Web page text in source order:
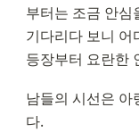
부터는 조금 안심
기다리다 보니 어
등장부터 요란한
남들의 시선은 아
다.